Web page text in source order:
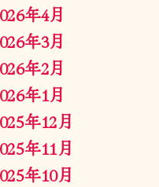
年4月
年3月
年2月
年1月
年12月
年11月
年10月